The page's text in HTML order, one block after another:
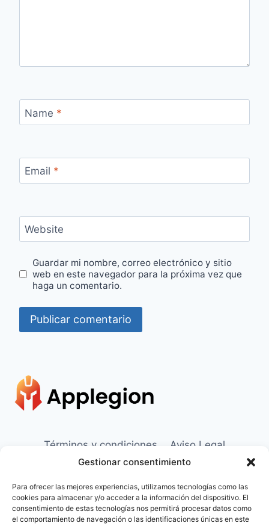
Gestionar consentimiento
Para ofrecer las mejores experiencias, utilizamos tecnologías como las
cookies para almacenar y/o acceder a la información del dispositivo. El
consentimiento de estas tecnologías nos permitirá procesar datos como
el comportamiento de navegación o las identificaciones únicas en este
Name *
Email *
Website
Guardar mi nombre, correo electrónico y sitio
web en este navegador para la próxima vez que
haga un comentario.
Términos y condiciones
Aviso Legal
Política de Cookies
Contacto
Sobre Nosotros